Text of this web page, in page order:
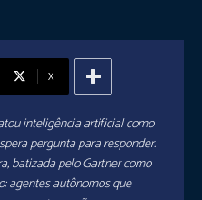
X
inteligência artificial como
pergunta para responder.
batizada pelo Gartner como
agentes autônomos que